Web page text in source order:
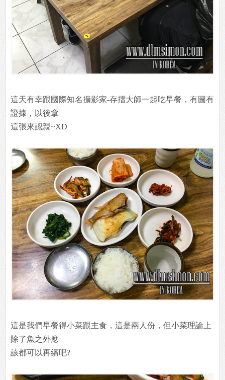
這天有幸跟國際知名攝影家-存摺大師一起吃早餐，有圖有
證據，以後拿
這張來認親~XD
這是我們早餐得小菜跟主食，這是兩人份，但小菜理論上
除了魚之外應
該都可以再續吧?